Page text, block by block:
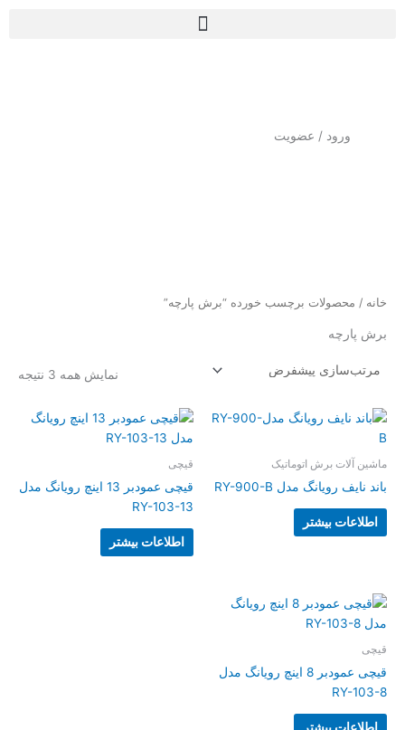
ورود / عضویت
خانه / محصولات برچسب خورده “برش پارچه”
برش پارچه
نمایش همه 3 نتیجه
ماشین آلات برش اتوماتیک
باند نایف رویانگ مدل RY-900-B
اطلاعات بیشتر
قیچی
قیچی عمودبر 13 اینچ رویانگ مدل
RY-103-13
اطلاعات بیشتر
قیچی
قیچی عمودبر 8 اینچ رویانگ مدل
RY-103-8